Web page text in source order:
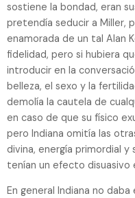
sostiene la bondad, eran
pretendía seducir a Miller,
enamorada de un tal Alan
fidelidad, pero si hubiera
introducir en la
belleza, el sexo y la
demolía la cautela de
en caso de que su físico
pero Indiana omitía las
divina, energía primordial
tenían un efecto disuasivo
En general Indiana no